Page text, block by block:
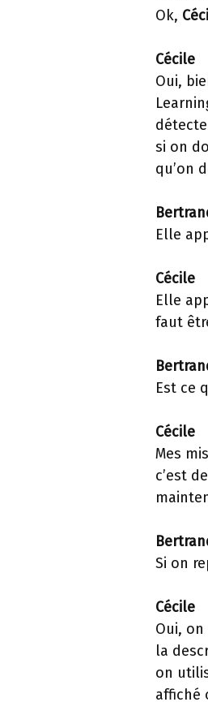
Ok,
Cécile
Oui,
si on
qu’on
Elle
Cécile
Elle
faut
Est ce
Cécile
Mes
c’est
Si on
Cécile
Oui,
la
on
affiché